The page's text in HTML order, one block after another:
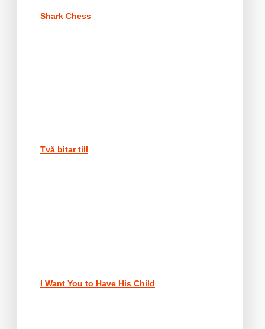
Shark Chess
Två bitar till
I Want You to Have His Child